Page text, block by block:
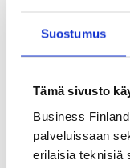
Suostumus
Tämä sivusto
Business
palveluissaan
erilaisia teknisiä
Me
Me